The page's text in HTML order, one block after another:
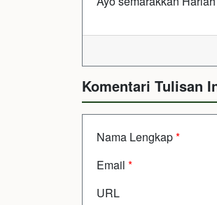
Komentari Tulisan
Nama Lengkap*
Email *
URL